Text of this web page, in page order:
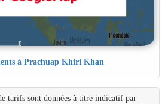
à Prachuap Khiri Khan
tarifs sont données à titre indicatif par